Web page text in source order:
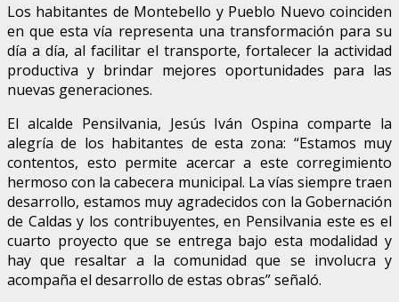
Los habitantes de Montebello y Pueblo Nuevo coinciden
en que esta vía representa una transformación para su
día a día, al facilitar el transporte, fortalecer la actividad
productiva y brindar mejores oportunidades para las
nuevas generaciones.
El alcalde Pensilvania, Jesús Iván Ospina comparte la
alegría de los habitantes de esta zona: “Estamos muy
contentos, esto permite acercar a este corregimiento
hermoso con la cabecera municipal. La vías siempre traen
desarrollo, estamos muy agradecidos con la Gobernación
de Caldas y los contribuyentes, en Pensilvania este es el
cuarto proyecto que se entrega bajo esta modalidad y
hay que resaltar a la comunidad que se involucra y
acompaña el desarrollo de estas obras” señaló.